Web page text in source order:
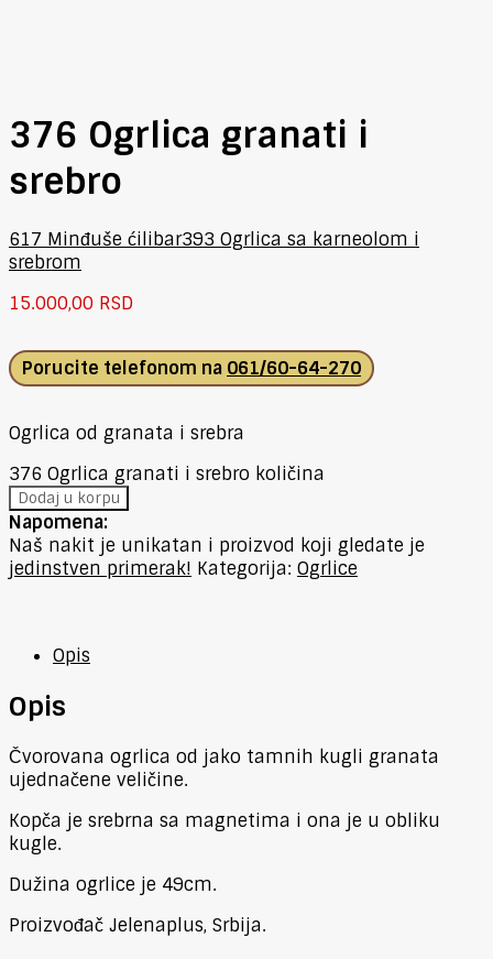
376 Ogrlica granati i
srebro
617 Minđuše ćilibar393 Ogrlica sa karneolom i
srebrom
15.000,00 RSD
Porucite telefonom na 061/60-64-270
Ogrlica od granata i srebra
376 Ogrlica granati i srebro količina
Dodaj u korpu
Napomena:
Naš nakit je unikatan i proizvod koji gledate je
jedinstven primerak! Kategorija: Ogrlice
Opis
Opis
Čvorovana ogrlica od jako tamnih kugli granata
ujednačene veličine.
Kopča je srebrna sa magnetima i ona je u obliku
kugle.
Dužina ogrlice je 49cm.
Proizvođač Jelenaplus, Srbija.